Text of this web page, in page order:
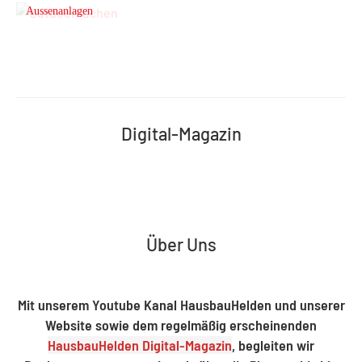
Aussenanlagen
Digital-Magazin
Über Uns
Mit unserem Youtube Kanal HausbauHelden und unserer
Website sowie dem regelmäßig erscheinenden
HausbauHelden Digital-Magazin, begleiten wir